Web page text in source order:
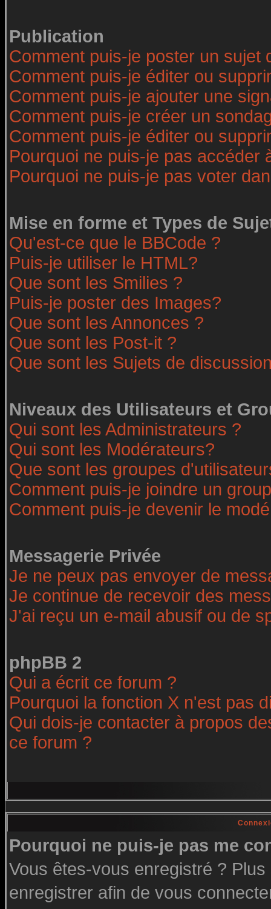
Publication
Comment puis-je poster un sujet
Comment puis-je éditer ou
Comment puis-je ajouter une
Comment puis-je créer un
Comment puis-je éditer ou
Pourquoi ne puis-je pas accéder
Pourquoi ne puis-je pas voter
Mise en forme et Types de
Qu'est-ce que le BBCode ?
Puis-je utiliser le HTML?
Que sont les Smilies ?
Puis-je poster des Images?
Que sont les Annonces ?
Que sont les Post-it ?
Que sont les Sujets de
Niveaux des Utilisateurs et
Qui sont les Administrateurs ?
Qui sont les Modérateurs?
Que sont les groupes
Comment puis-je joindre un
Comment puis-je devenir le
Messagerie Privée
Je ne peux pas envoyer de
Je continue de recevoir des
J'ai reçu un e-mail abusif ou de
phpBB 2
Qui a écrit ce forum ?
Pourquoi la fonction X n'est pas
Qui dois-je contacter à propos
ce forum ?
Pourquoi ne puis-je pas me
Vous êtes-vous enregistré ?
enregistrer afin de vous